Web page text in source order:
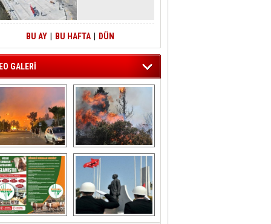
BU AY BU HAFTA DÜN
GALERİ
‘da  otluk
alanda çıkan
yangın evlere
sıçramadan
söndürüldü
Aliağa'nın Ciğerleri
ÖNAL TARIM
Aliağa'da Polis